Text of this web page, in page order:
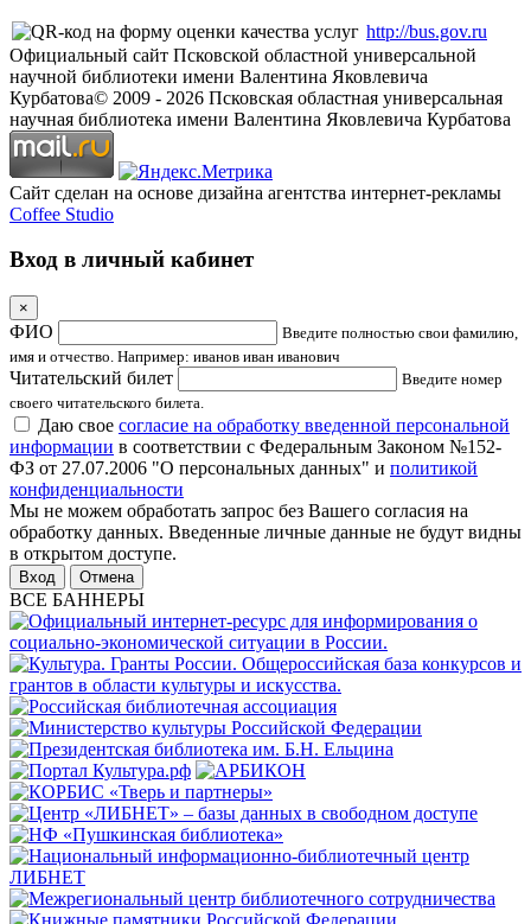
http://bus.gov.ru
Официальный сайт Псковской областной универсальной
научной библиотеки имени Валентина Яковлевича
Курбатова© 2009 - 2026 Псковская областная универсальная
научная библиотека имени Валентина Яковлевича Курбатова
Сайт сделан на основе дизайна агентства интернет-рекламы
Coffee Studio
Вход в личный кабинет
×
ФИО
Введите полностью свои фамилию,
имя и отчество. Например: иванов иван иванович
Читательский билет
Введите номер
своего читательского билета.
Даю свое согласие на обработку введенной персональной
информации в соответствии с Федеральным Законом №152-
ФЗ от 27.07.2006 "О персональных данных" и политикой
конфиденциальности
Мы не можем обработать запрос без Вашего согласия на
обработку данных. Введенные личные данные не будут видны
в открытом доступе.
Отмена
ВСЕ БАННЕРЫ